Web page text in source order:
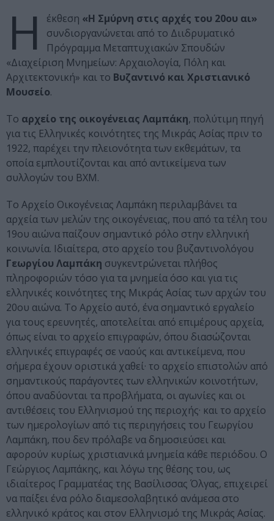
Η έκθεση «Η Σμύρνη στις αρχές του 20ου αι»
συνδιοργανώνεται από το Διιδρυματικό
Πρόγραμμα Μεταπτυχιακών Σπουδών
«Διαχείριση Μνημείων: Αρχαιολογία, Πόλη και
Αρχιτεκτονική» και το Βυζαντινό και Χριστιανικό
Μουσείο.
Το αρχείο της οικογένειας Λαμπάκη, πολύτιμη πηγή
για τις Ελληνικές κοινότητες της Μικράς Ασίας πριν το
1922, παρέχει την πλειονότητα των εκθεμάτων, τα
οποία εμπλουτίζονται και από αντικείμενα των
συλλογών του ΒΧΜ.
Το Αρχείο Οικογένειας Λαμπάκη περιλαμβάνει τα
αρχεία των μελών της οικογένειας, που από τα τέλη του
19ου αιώνα παίζουν σημαντικό ρόλο στην ελληνική
κοινωνία. Ιδιαίτερα, στο αρχείο του βυζαντινολόγου
Γεωργίου Λαμπάκη συγκεντρώνεται πλήθος
πληροφοριών τόσο για τα μνημεία όσο και για τις
ελληνικές κοινότητες της Μικράς Ασίας των αρχών του
20ου αιώνα. Το Αρχείο αυτό, ένα σημαντικό εργαλείο
για τους ερευνητές, αποτελείται από επιμέρους αρχεία,
όπως είναι το αρχείο επιγραφών, όπου διασώζονται
ελληνικές επιγραφές σε ναούς και αντικείμενα, που
σήμερα έχουν οριστικά χαθεί· το αρχείο επιστολών από
σημαντικούς παράγοντες των ελληνικών κοινοτήτων,
όπου αναδύονται τα προβλήματα, οι αγωνίες και οι
αντιθέσεις του Ελληνισμού της περιοχής· και το αρχείο
των ημερολογίων από τις περιηγήσεις του Γεωργίου
Λαμπάκη, που δεν πρόλαβε να δημοσιεύσει και
αφορούν κυρίως χριστιανικά μνημεία κάθε περιόδου. Ο
Γεώργιος Λαμπάκης, και λόγω της θέσης του, ως
ιδιαίτερος Γραμματέας της Βασίλισσας Όλγας, επιχειρεί
να παίξει ένα ρόλο διαμεσολαβητικό ανάμεσα στο
ελληνικό κράτος και στον Ελληνισμό της Μικράς Ασίας.